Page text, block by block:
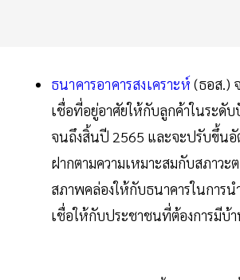
ธนาคารอาคารสงเคราะห์ (ธอส.)
เชื่อที่อยู่อาศัยให้กับลูกค้าในระดั
จนถึงสิ้นปี 2565 และจะปรับขึ้นอั
ฝากตามความเหมาะสมกับสภาวะ
สภาพคล่องให้กับธนาคารในการ
เชื่อให้กับประชาชนที่ต้องการมีบ้